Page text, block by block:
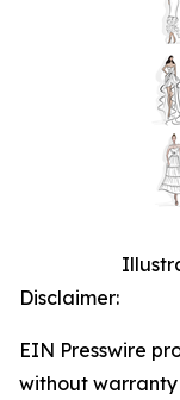
Disclaimer:
EIN Presswire
without